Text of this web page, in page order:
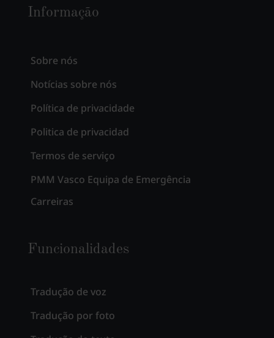
Informação
Sobre nós
Notícias sobre nós
Política de privacidade
Politica de privacidad
Termos de serviço
PMM Vasco Equipa de Emergência
Carreiras
Funcionalidades
Tradução de voz
Tradução por foto